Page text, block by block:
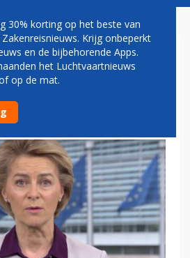
KOMT
MET VOORSTEL
30% korting op het beste van
Krijg onbeperkt
en de bijbehorende Apps.
het Luchtvaartnieuws
op de mat.